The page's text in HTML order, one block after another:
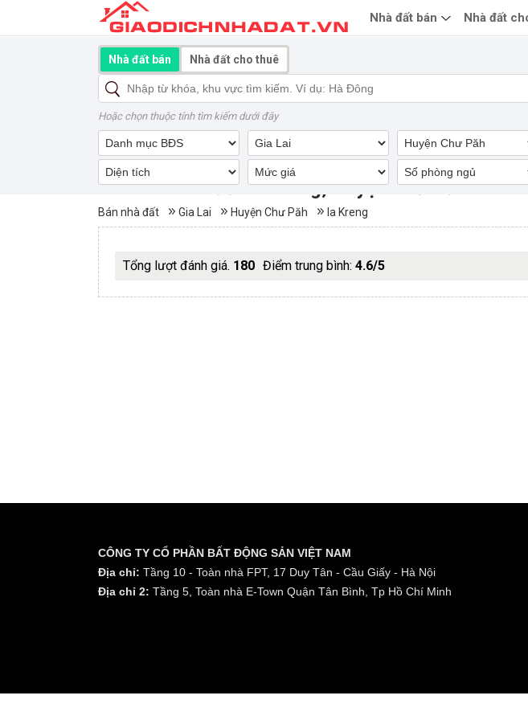
Mua bán nhà đất Ia Kreng, Huyện Chư Păh
Bán nhà đất Gia Lai Huyện Chư Păh Ia Kreng
Tổng lượt đánh giá. 180 Điểm trung bình: 4.6/5
Nhà đất bán Nhà đất cho thuê
Hoặc chọn thuộc tính tìm kiếm dưới đây
Nhà đất bán Nhà đất
CÔNG TY CỔ PHẦN BẤT ĐỘNG SẢN VIỆT NAM
Địa chỉ: Tầng 10 - Toàn nhà FPT, 17 Duy Tân - Cầu Giấy - Hà Nội
Địa chỉ 2: Tầng 5, Toàn nhà E-Town Quận Tân Bình, Tp Hồ Chí Minh